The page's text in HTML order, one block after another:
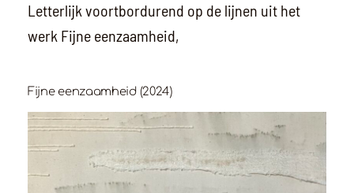
Letterlijk voortbordurend op de lijnen uit het
werk Fijne eenzaamheid,
Fijne eenzaamheid (2024)